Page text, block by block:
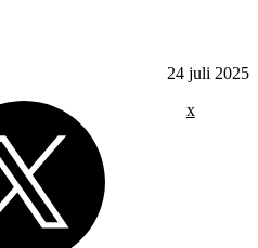
24 juli 2025
x